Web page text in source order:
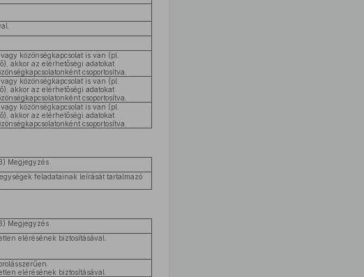
közönségkapcsolat is van (pl.
akkor az elérhetőségi adatokat
csoportosítva.
közönségkapcsolat is van (pl.
akkor az elérhetőségi adatokat
csoportosítva.
közönségkapcsolat is van (pl.
akkor az elérhetőségi adatokat
csoportosítva.
Megjegyzés
feladatainak leírását tartalmazó
Megjegyzés
elérésének biztosításával.
elérésének biztosításával.